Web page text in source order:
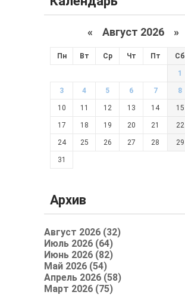
« Август 2026 »
Пн Вт Ср Чт Пт Сб
1
3 4 5 6 7 8
10 11 12 13 14 15
17 18 19 20 21 22
24 25 26 27 28 29
31
Архив
Август 2026 (32)
Июль 2026 (64)
Июнь 2026 (82)
Май 2026 (54)
Апрель 2026 (58)
Март 2026 (75)